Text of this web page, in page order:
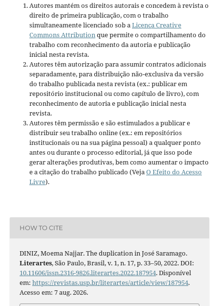
Autores mantém os direitos autorais e concedem à revista o
direito de primeira publicação, com o trabalho
simultaneamente licenciado sob aLicença Creative
Commons Attributionque permite o compartilhamento do
trabalho com reconhecimento da autoria e publicação
inicial nesta revista.
Autores têm autorização para assumir contratos adicionais
separadamente, para distribuição não-exclusiva da versão
do trabalho publicada nesta revista (ex.: publicar em
repositório institucional ou como capítulo de livro), com
reconhecimento de autoria e publicação inicial nesta
revista.
Autores têm permissão e são estimulados a publicar e
distribuir seu trabalho online (ex.: em repositórios
institucionais ou na sua página pessoal) a qualquer ponto
antes ou durante o processo editorial, já que isso pode
gerar alterações produtivas, bem como aumentar o impacto
e a citação do trabalho publicado (VejaO Efeito do Acesso
Livre).
HOW TO CITE
DINIZ, Moema Najjar. The duplication in José Saramago.
Literartes, São Paulo, Brasil, v. 1, n. 17, p. 33–50, 2022. DOI:
10.11606/issn.2316-9826.literartes.2022.187954. Disponível
em: https://revistas.usp.br/literartes/article/view/187954.
Acesso em: 7 aug. 2026.